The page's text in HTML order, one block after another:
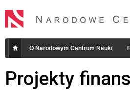
O Narodowym Centrum Nauki
Projekty